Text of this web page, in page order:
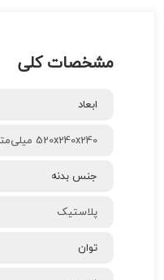
مشخصات کلی
ابعاد
520x240x240 میلی‌متر
جنس بدنه
پلاستیک
توان